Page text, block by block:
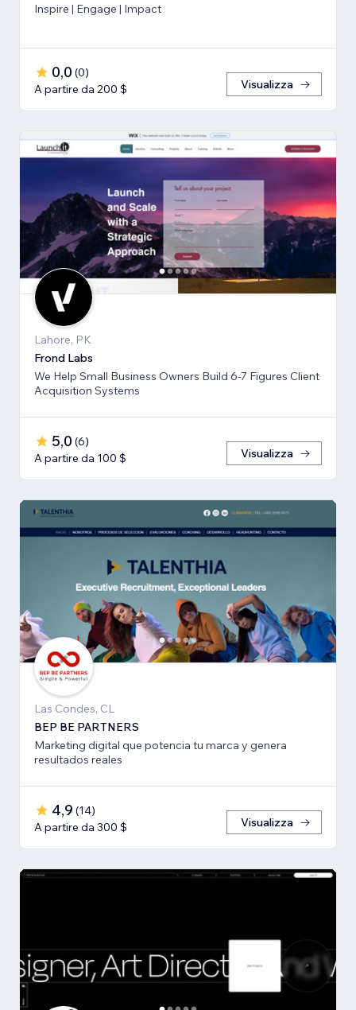
Inspire | Engage | Impact
0,0 (0)
A partire da 200 $
Visualizza
Lahore, PK
Frond Labs
We Help Small Business Owners Build 6-7 Figures Client
Acquisition Systems
5,0 (6)
A partire da 100 $
Visualizza
Las Condes, CL
BEP BE PARTNERS
Marketing digital que potencia tu marca y genera
resultados reales
4,9 (14)
A partire da 300 $
Visualizza